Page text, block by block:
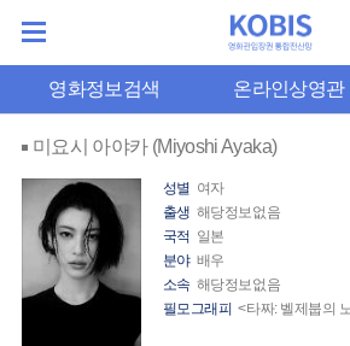
영화정보검색 온라인상영관
미요시 아야카 (Miyoshi Ayaka)
성별 여자
출생 해당정보없음
국적 일본
분야 배우
소속 해당정보없음
필모그래피 <타짜: 벨제붑의